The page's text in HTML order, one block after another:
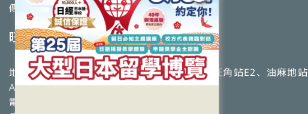
傳真：2782 5328
旺角校
地址：九龍彌敦道608號總統商業大廈4樓 （旺角站E2、油麻地站
A2）
電話：2369 2379